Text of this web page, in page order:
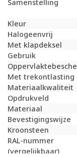
Samenstelling
Kleur
Halogeenvrij
Met klapdeksel
Gebruik
Met trekontlasting
Materiaalkwaliteit
Opdrukveld
Materiaal
Bevestigingswijze
Kroonsteen
RAL-nummer
(vergelijkbaar)